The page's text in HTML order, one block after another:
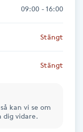
09:00 - 16:00
Stängt
Stängt
kan vi se om
dig vidare.